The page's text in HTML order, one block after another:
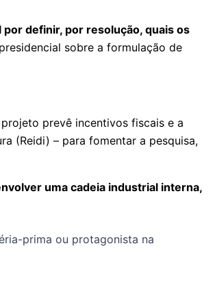
definir, por resolução, quais os
sobre a formulação de
prevê incentivos fiscais e a
(Reidi) – para fomentar a pesquisa,
uma cadeia industrial interna,
prima ou protagonista na